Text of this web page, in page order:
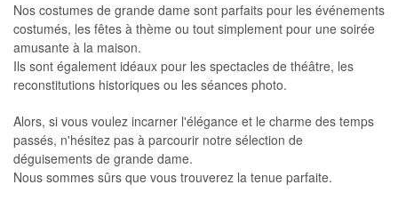
Nos costumes de grande dame sont parfaits pour les événements
costumés, les fêtes à thème ou tout simplement pour une soirée
amusante à la maison.
Ils sont également idéaux pour les spectacles de théâtre, les
reconstitutions historiques ou les séances photo.
Alors, si vous voulez incarner l'élégance et le charme des temps
passés, n'hésitez pas à parcourir notre sélection de
déguisements de grande dame.
Nous sommes sûrs que vous trouverez la tenue parfaite.